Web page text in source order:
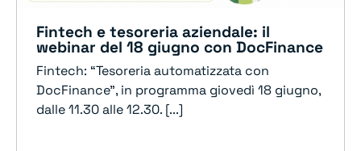
Fintech e tesoreria aziendale: il
webinar del 18 giugno con DocFinance
Fintech: “Tesoreria automatizzata con
DocFinance”, in programma giovedì 18 giugno,
dalle 11.30 alle 12.30. [...]